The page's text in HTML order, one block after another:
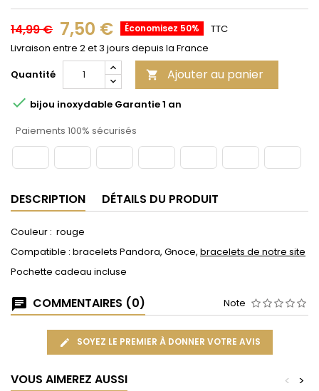
14,99 € 7,50 € Économisez 50%
TTC
Livraison entre 2 et 3 jours depuis la France
Quantité
 Ajouter au panier
 bijou inoxydable Garantie 1 an
Paiements 100% sécurisés
DESCRIPTION DÉTAILS DU PRODUIT
Couleur : rouge
Compatible : bracelets Pandora, Gnoce, bracelets de notre site
Pochette cadeau incluse
COMMENTAIRES (0) Note
SOYEZ LE PREMIER À DONNER VOTRE AVIS
VOUS AIMEREZ AUSSI >
<